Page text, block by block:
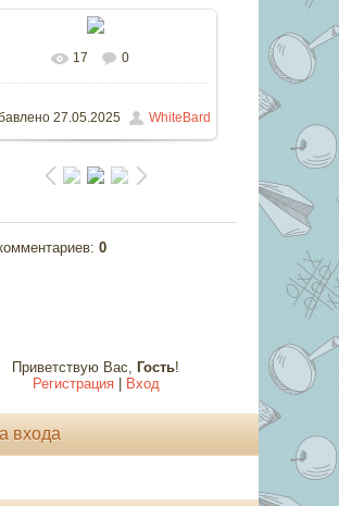
В реальном размере
1132x1600/ 282.2Kb
17 0
27.05.2025 WhiteBard
: 0
Приветствую Вас Гость!
Регистрация| Вход
входа